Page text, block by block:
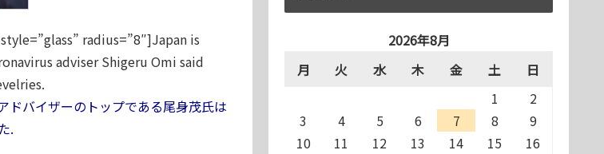
radius=”8″]Japan is
adviser Shigeru Omi said
ドバイザーのトップである尾身茂氏は
.
2026年8月
月
火 水 木 金 土
日
1
2
3
4 5 6 7 8
9
10
11 12 13 14 15
16